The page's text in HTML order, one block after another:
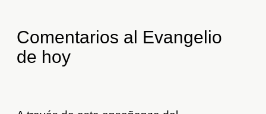
Comentarios al Evangelio
de hoy